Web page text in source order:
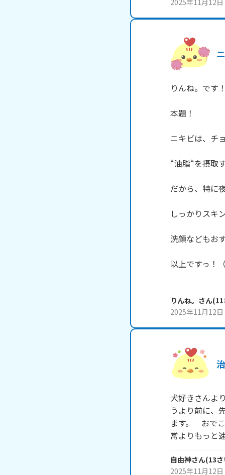
2025年11月12日
りんね。です！
本題！
ニキビは、チ
“油脂“を摂取
だから、特に
しっかりスキ
洗顔などもお
以上ですっ！
りんね。 さん(11
2025年11月12日
犬好きさんよ
うより前に、
ます。　おで
常よりもっと
自由神さん(13さ
2025年11月12日